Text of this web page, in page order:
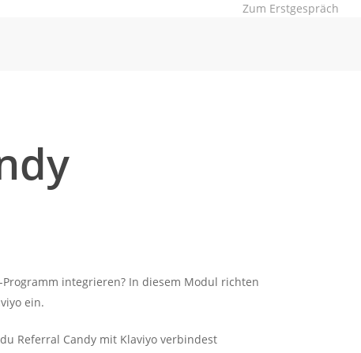
Zum Erstgespräch
integrieren? In diesem Modul richten
ein.
Referral Candy mit Klaviyo verbindest